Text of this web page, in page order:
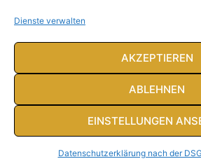
Dienste verwalten
AKZEPTIEREN
ABLEHNEN
EINSTELLUNGEN
Datenschutzerklärung nach der
Abonnieren
Feuilleton